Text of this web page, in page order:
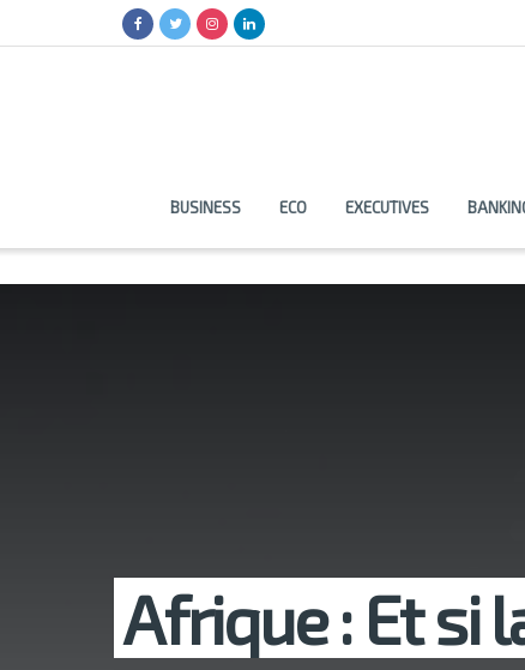
BUSINESS ECO EXECUTIVES
Afrique : Et si